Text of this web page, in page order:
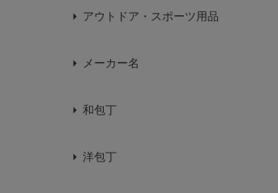
アウトドア・スポーツ用品
メーカー名
和包丁
洋包丁